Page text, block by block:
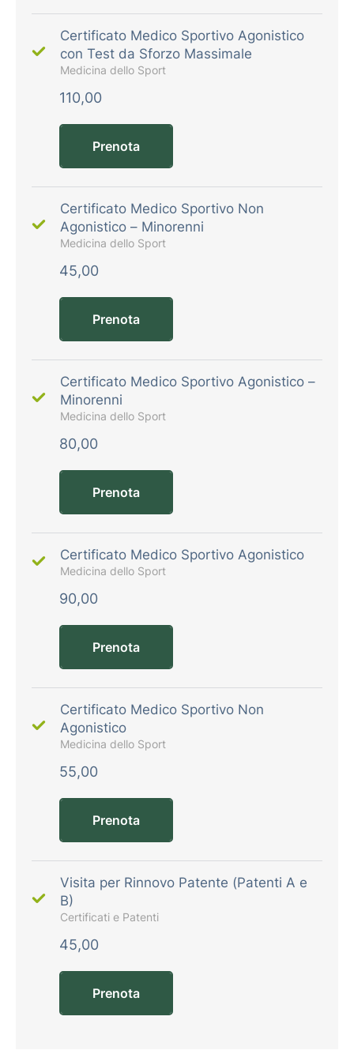
Certificato Medico Sportivo Agonistico
con Test da Sforzo Massimale
Medicina dello Sport
110,00
Prenota
Certificato Medico Sportivo Non
Agonistico – Minorenni
Medicina dello Sport
45,00
Prenota
Certificato Medico Sportivo Agonistico –
Minorenni
Medicina dello Sport
80,00
Prenota
Certificato Medico Sportivo Agonistico
Medicina dello Sport
90,00
Prenota
Certificato Medico Sportivo Non
Agonistico
Medicina dello Sport
55,00
Prenota
Visita per Rinnovo Patente (Patenti A e
B)
Certificati e Patenti
45,00
Prenota